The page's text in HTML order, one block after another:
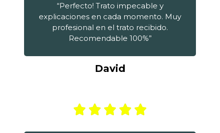
“Perfecto! Trato impecable y
explicaciones en cada momento. Muy
profesional en el trato recibido.
Recomendable 100%”
David